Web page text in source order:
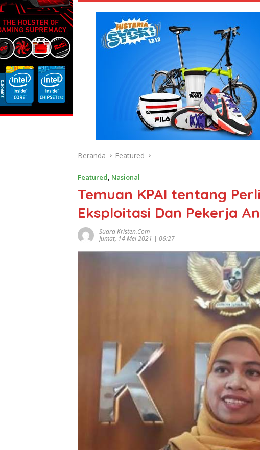
Beranda Featured
Featured, Nasional
Temuan KPAI tentang
Eksploitasi Dan Pekerja
Suara Kristen.com
Jumat, 14 Mei 2021 | 06:27